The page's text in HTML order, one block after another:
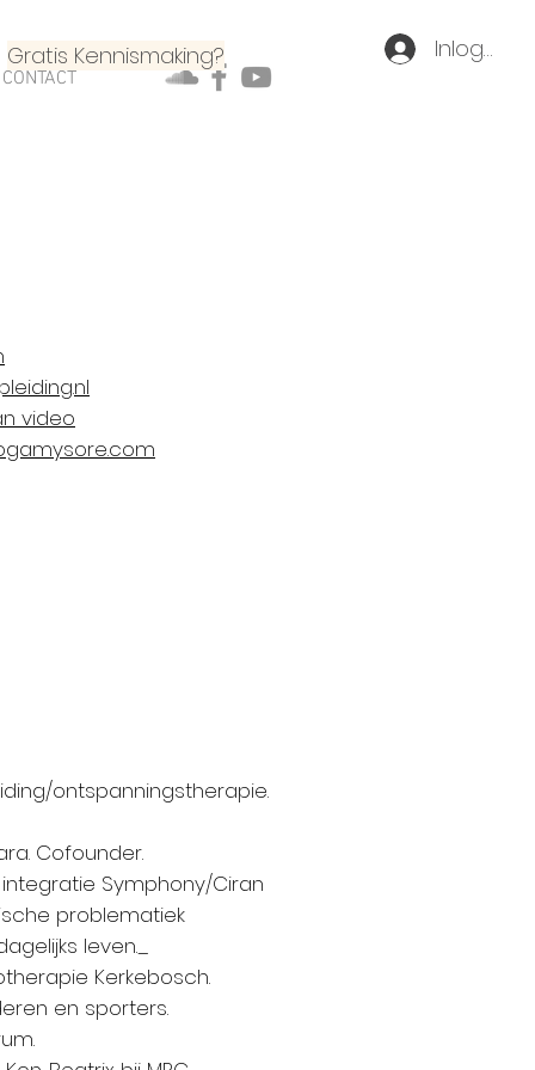
Inloggen
Gratis Kennismaking?
CONTACT
video
ontspanningstherapie.
Cofounder.
Symphony/Ciran
problematiek
leven._
Kerkebosch.
en sporters.